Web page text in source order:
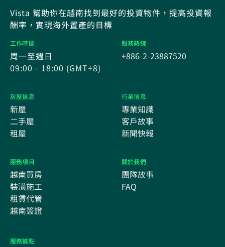
Vista 幫助你在越南找到最好的投資物件，提高投資報
酬率，實現海外置產的目標
工作時間
周一至週日
09:00 - 18:00 (GMT+8)
服務熱線
+886-2-23887520
房屋信息
新屋
二手屋
租屋
行業信息
專業知識
客戶故事
新聞快報
服務項目
越南買房
裝潢施工
租賃代管
越南簽證
關於我們
團隊故事
FAQ
服務據點